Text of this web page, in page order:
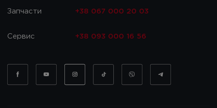
Запчасти +38 067 000 20 03
Сервис +38 093 000 16 56